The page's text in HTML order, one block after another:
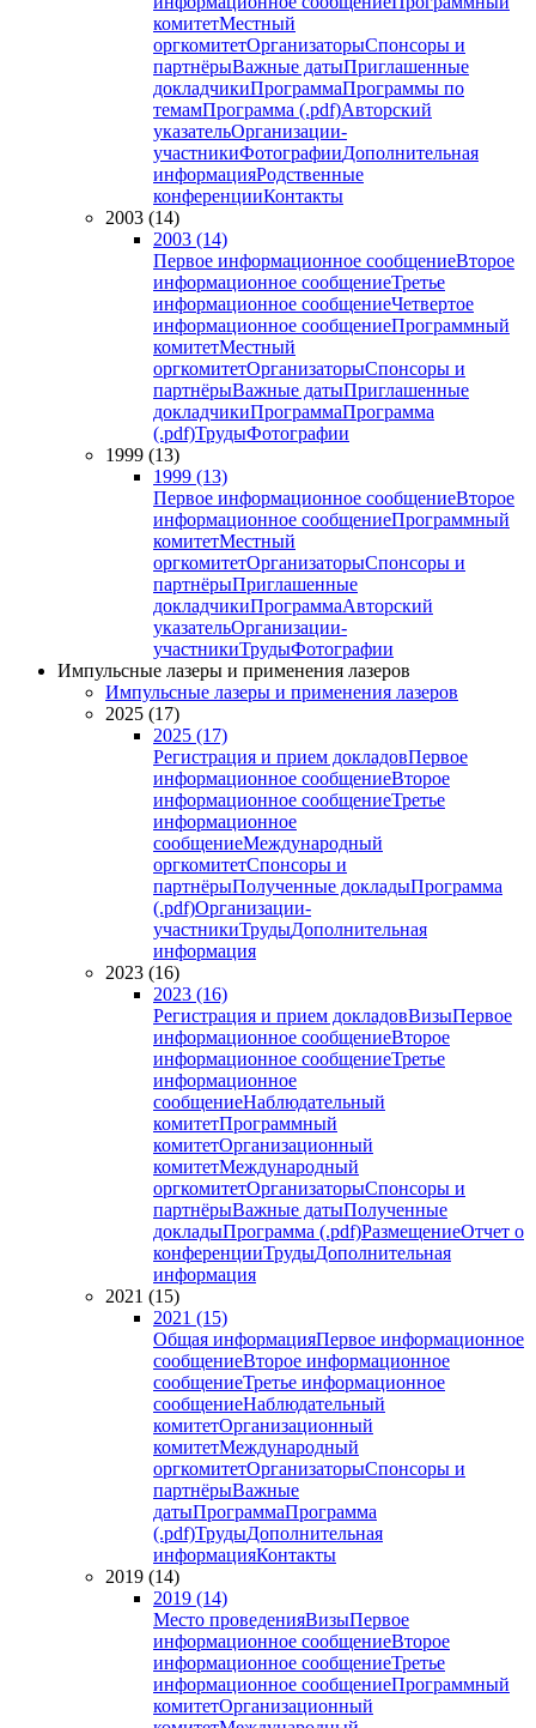
комитетМестный
оргкомитетОрганизаторыСпонсоры и
партнёрыВажные датыПриглашенные
докладчикиПрограммаПрограммы по
темамПрограмма (.pdf)Авторский
указательОрганизации-
участникиФотографииДополнительная
информацияРодственные
конференцииКонтакты
2003 (14)
2003 (14)
Первое информационное сообщениеВторое
информационное сообщениеТретье
информационное сообщениеЧетвертое
информационное сообщениеПрограммный
комитетМестный
оргкомитетОрганизаторыСпонсоры и
партнёрыВажные датыПриглашенные
докладчикиПрограммаПрограмма
(.pdf)ТрудыФотографии
1999 (13)
1999 (13)
Первое информационное сообщениеВторое
информационное сообщениеПрограммный
комитетМестный
оргкомитетОрганизаторыСпонсоры и
партнёрыПриглашенные
докладчикиПрограммаАвторский
указательОрганизации-
участникиТрудыФотографии
Импульсные лазеры и применения лазеров
Импульсные лазеры и применения лазеров
2025 (17)
2025 (17)
Регистрация и прием докладовПервое
информационное сообщениеВторое
информационное сообщениеТретье
информационное
сообщениеМеждународный
оргкомитетСпонсоры и
партнёрыПолученные докладыПрограмма
(.pdf)Организации-
участникиТрудыДополнительная
информация
2023 (16)
2023 (16)
Регистрация и прием докладовВизыПервое
информационное сообщениеВторое
информационное сообщениеТретье
информационное
сообщениеНаблюдательный
комитетПрограммный
комитетОрганизационный
комитетМеждународный
оргкомитетОрганизаторыСпонсоры и
партнёрыВажные датыПолученные
докладыПрограмма (.pdf)РазмещениеОтчет о
конференцииТрудыДополнительная
информация
2021 (15)
2021 (15)
Общая информацияПервое информационное
сообщениеВторое информационное
сообщениеТретье информационное
сообщениеНаблюдательный
комитетОрганизационный
комитетМеждународный
оргкомитетОрганизаторыСпонсоры и
партнёрыВажные
датыПрограммаПрограмма
(.pdf)ТрудыДополнительная
информацияКонтакты
2019 (14)
2019 (14)
Место проведенияВизыПервое
информационное сообщениеВторое
информационное сообщениеТретье
информационное сообщениеПрограммный
комитетОрганизационный